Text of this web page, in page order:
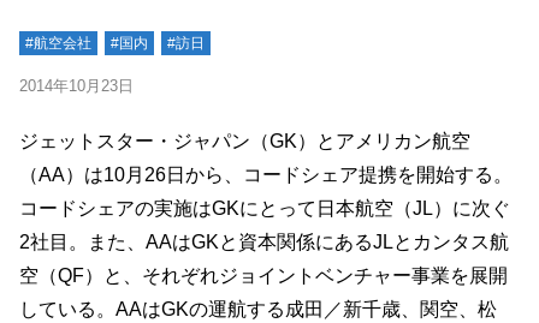
#航空会社 #国内 #訪日
2014年10月23日
ジェットスター・ジャパン（GK）とアメリカン航空
（AA）は10月26日から、コードシェア提携を開始する。
コードシェアの実施はGKにとって日本航空（JL）に次ぐ
2社目。また、AAはGKと資本関係にあるJLとカンタス航
空（QF）と、それぞれジョイントベンチャー事業を展開
している。AAはGKの運航する成田／新千歳、関空、松